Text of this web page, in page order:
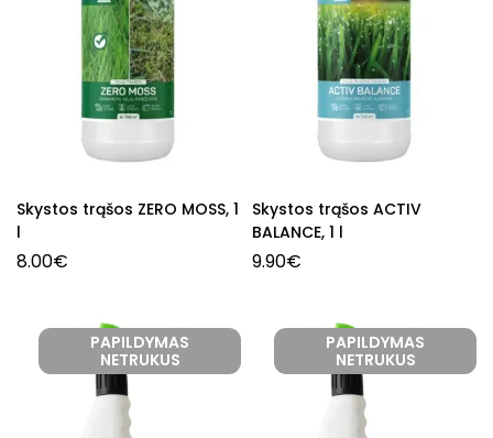
Skystos trąšos ZERO MOSS, 1
l
8.00€
Skystos trąšos ACTIV
BALANCE, 1 l
9.90€
PAPILDYMAS
NETRUKUS
PAPILDYMAS
NETRUKUS